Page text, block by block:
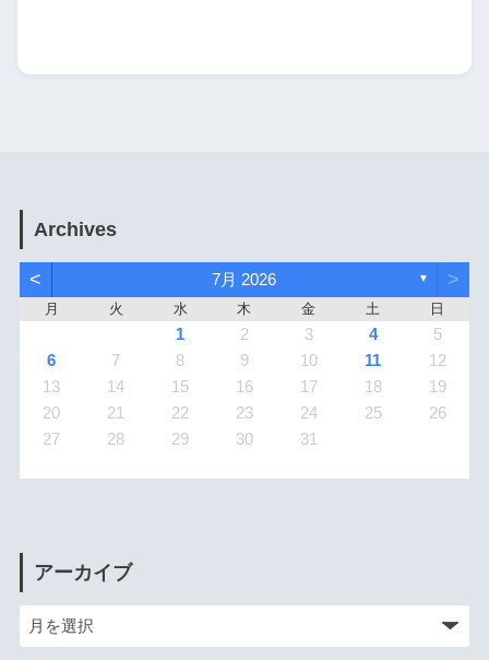
Archives
< 7月 2026 ▼ >
月 火 水 木 金 土 日
1 2 3 4
5
6
7 8 9 10 11
12
13
14 15 16 17 18
19
20
21 22 23 24 25
26
27
28 29 30 31
アーカイブ